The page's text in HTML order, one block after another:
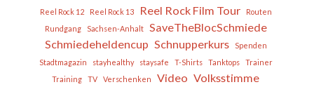
Reel Rock 12 Reel Rock 13 Reel Rock Film Tour
Routen
Rundgang
Sachsen-Anhalt
SaveTheBlocSchmiede
Schmiedeheldencup Schnupperkurs
Spenden
Stadtmagazin
stayhealthy staysafe T-Shirts Tanktops
Trainer
Training
TV Verschenken Video Volksstimme